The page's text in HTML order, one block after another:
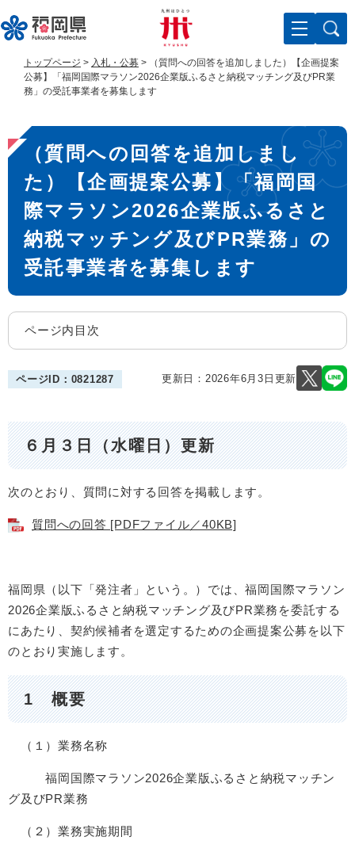
ー
ジ
。
ニ
ュ
て
本
トップページ > 入札・公募 >
（質問への回答を追加しました）【企画提案
公募】「福岡国際マラソン2026企業版ふるさと納税マッチング及びPR業
務」の受託事業者を募集します
本
文
（質問への回答を追加しまし
た）【企画提案公募】「福岡国
際マラソン2026企業版ふるさと
納税マッチング及びPR業務」の
受託事業者を募集します
ページ内目次
ページID：0821287 更新日：2026年6月3日更新
６月３日（水曜日）更新
次のとおり、質問に対する回答を掲載します。
質問への回答 [PDFファイル／40KB]
福岡県（以下「発注者」という。）では、福岡国際マラソン
2026企業版ふるさと納税マッチング及びPR業務を委託する
にあたり、契約候補者を選定するための企画提案公募を以下
のとおり実施します。
1 概要
（１）業務名称
福岡国際マラソン2026企業版ふるさと納税マッチン
グ及びPR業務
（２）業務実施期間